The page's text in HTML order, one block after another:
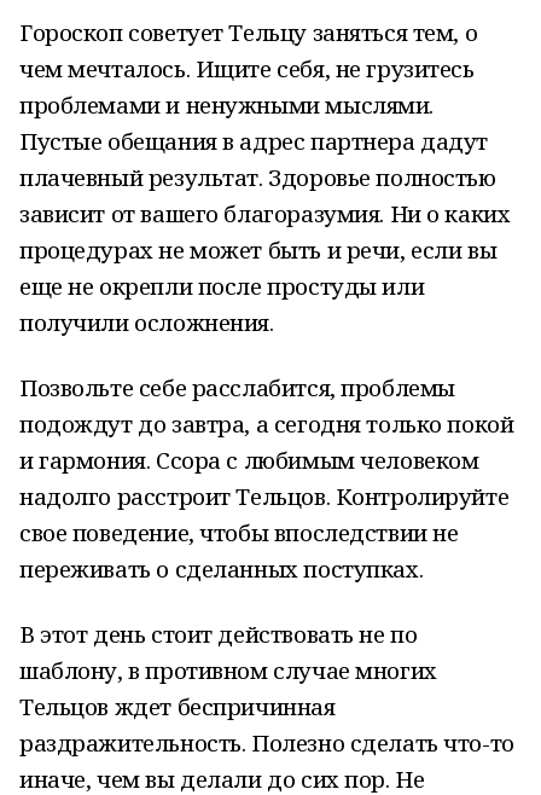
Гороскоп советует Тельцу заняться тем, о
чем мечталось. Ищите себя, не грузитесь
проблемами и ненужными мыслями.
Пустые обещания в адрес партнера дадут
плачевный результат. Здоровье полностью
зависит от вашего благоразумия. Ни о каких
процедурах не может быть и речи, если вы
еще не окрепли после простуды или
получили осложнения.
Позвольте себе расслабится, проблемы
подождут до завтра, а сегодня только покой
и гармония. Ссора с любимым человеком
надолго расстроит Тельцов. Контролируйте
свое поведение, чтобы впоследствии не
переживать о сделанных поступках.
В этот день стоит действовать не по
шаблону, в противном случае многих
Тельцов ждет беспричинная
раздражительность. Полезно сделать что-то
иначе, чем вы делали до сих пор. Не